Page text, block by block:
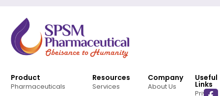
Product
Pharmaceuticals
Resources
Services
Company
About Us
Useful
Links
Privacy